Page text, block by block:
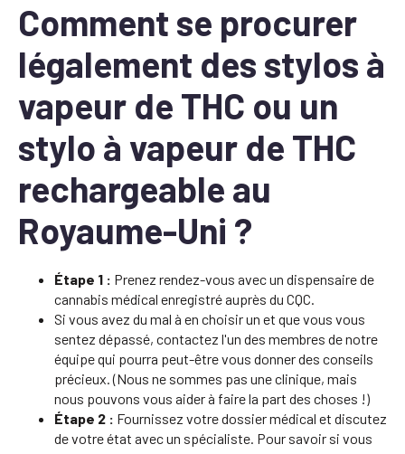
Comment se procurer
légalement des stylos à
vapeur de THC ou un
stylo à vapeur de THC
rechargeable au
Royaume-Uni ?
Étape 1 : Prenez rendez-vous avec un dispensaire de
cannabis médical enregistré auprès du CQC.
Si vous avez du mal à en choisir un et que vous vous
sentez dépassé, contactez l'un des membres de notre
équipe qui pourra peut-être vous donner des conseils
précieux. (Nous ne sommes pas une clinique, mais
nous pouvons vous aider à faire la part des choses !)
Étape 2 : Fournissez votre dossier médical et discutez
de votre état avec un spécialiste. Pour savoir si vous